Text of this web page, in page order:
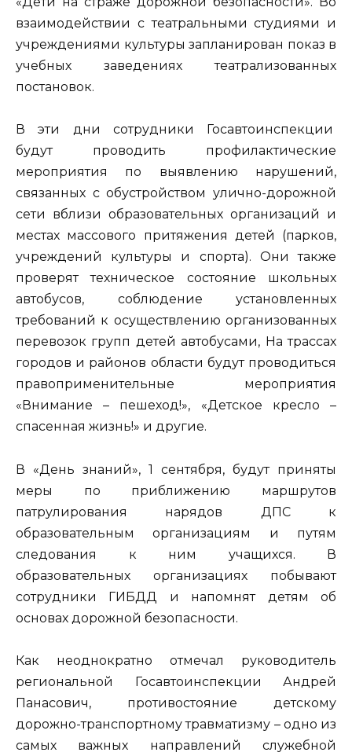
взаимодействии с театральными студиями и
учреждениями культуры запланирован показ в
учебных заведениях театрализованных
постановок.
В эти дни сотрудники Госавтоинспекции
будут проводить профилактические
мероприятия по выявлению нарушений,
связанных с обустройством улично-дорожной
сети вблизи образовательных организаций и
местах массового притяжения детей (парков,
учреждений культуры и спорта). Они также
проверят техническое состояние школьных
автобусов, соблюдение установленных
требований к осуществлению организованных
перевозок групп детей автобусами, На трассах
городов и районов области будут проводиться
правоприменительные мероприятия
«Внимание – пешеход!», «Детское кресло –
спасенная жизнь!» и другие.
В «День знаний», 1 сентября, будут приняты
меры по приближению маршрутов
патрулирования нарядов ДПС к
образовательным организациям и путям
следования к ним учащихся. В
образовательных организациях побывают
сотрудники ГИБДД и напомнят детям об
основах дорожной безопасности.
Как неоднократно отмечал руководитель
региональной Госавтоинспекции Андрей
Панасович, противостояние детскому
дорожно-транспортному травматизму – одно из
самых важных направлений служебной